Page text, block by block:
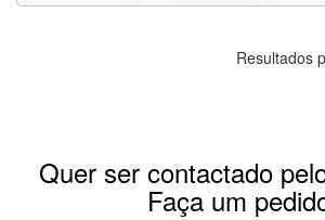
Resultados
Quer ser contactado
Faça um